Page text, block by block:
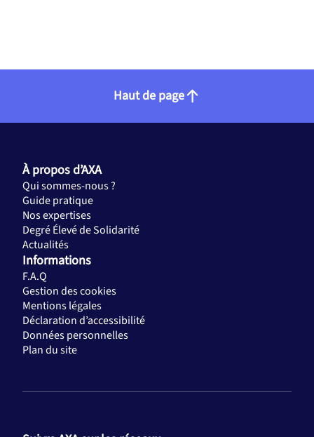
Haut de page
À propos d’AXA
Qui sommes-nous ?
Guide pratique
Nos expertises
Degré Élevé de Solidarité
Actualités
Informations
F.A.Q
Gestion des cookies
Mentions légales
Déclaration d’accessibilité
Données personnelles
Plan du site